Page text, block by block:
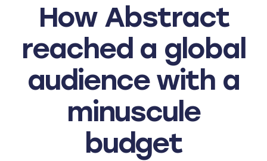
Thema’s
Technieken
Actueel
Over ons
How Abstract
reached a global
audience with a
minuscule
budget